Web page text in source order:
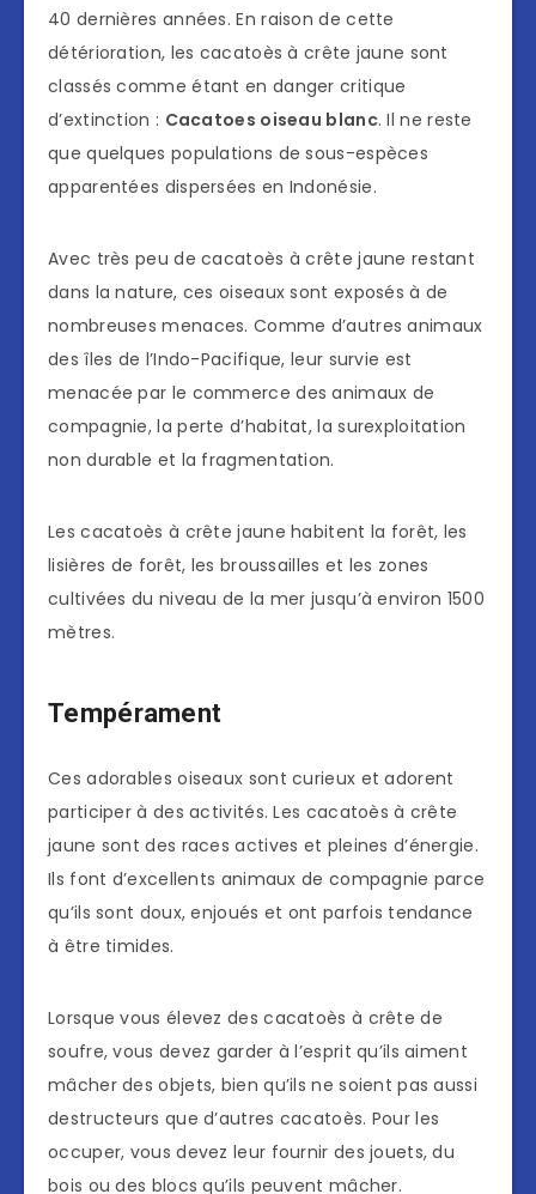
40 dernières années. En raison de cette
détérioration, les cacatoès à crête jaune sont
classés comme étant en danger critique
d’extinction : Cacatoes oiseau blanc. Il ne reste
que quelques populations de sous-espèces
apparentées dispersées en Indonésie.
Avec très peu de cacatoès à crête jaune restant
dans la nature, ces oiseaux sont exposés à de
nombreuses menaces. Comme d’autres animaux
des îles de l’Indo-Pacifique, leur survie est
menacée par le commerce des animaux de
compagnie, la perte d’habitat, la surexploitation
non durable et la fragmentation.
Les cacatoès à crête jaune habitent la forêt, les
lisières de forêt, les broussailles et les zones
cultivées du niveau de la mer jusqu’à environ 1500
mètres.
Tempérament
Ces adorables oiseaux sont curieux et adorent
participer à des activités. Les cacatoès à crête
jaune sont des races actives et pleines d’énergie.
Ils font d’excellents animaux de compagnie parce
qu’ils sont doux, enjoués et ont parfois tendance
à être timides.
Lorsque vous élevez des cacatoès à crête de
soufre, vous devez garder à l’esprit qu’ils aiment
mâcher des objets, bien qu’ils ne soient pas aussi
destructeurs que d’autres cacatoès. Pour les
occuper, vous devez leur fournir des jouets, du
bois ou des blocs qu’ils peuvent mâcher.